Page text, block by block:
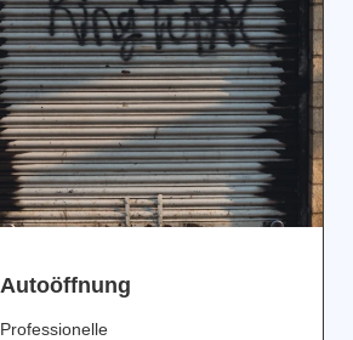
Аutoöffnung
Professionelle